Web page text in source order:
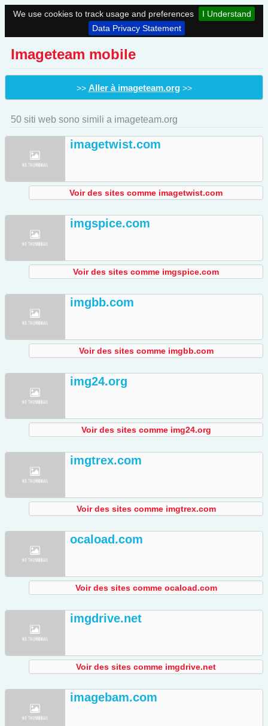
We use cookies to track usage and preferences
I Understand
Data Privacy Statement
Imageteam mobile
>> Aller à imageteam.org>>
50 siti web sono simili a imageteam.org
imagetwist.com
Voir des sites comme imagetwist.com
imgspice.com
Voir des sites comme imgspice.com
imgbb.com
Voir des sites comme imgbb.com
img24.org
Voir des sites comme img24.org
imgtrex.com
Voir des sites comme imgtrex.com
ocaload.com
Voir des sites comme ocaload.com
imgdrive.net
Voir des sites comme imgdrive.net
imagebam.com